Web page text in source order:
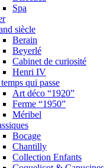
Spa
siècle
Berain
Beyerlé
Cabinet de curiosité
Henri IV
qui passe
Art déco “1920”
Ferme “1950”
Méribel
Bocage
Chantilly
Collection Enfants